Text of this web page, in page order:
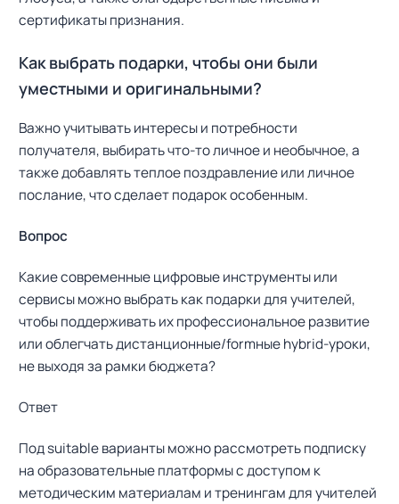
сертификаты признания.
Как выбрать подарки, чтобы они были
уместными и оригинальными?
Важно учитывать интересы и потребности
получателя, выбирать что-то личное и необычное, а
также добавлять теплое поздравление или личное
послание, что сделает подарок особенным.
Вопрос
Какие современные цифровые инструменты или
сервисы можно выбрать как подарки для учителей,
чтобы поддерживать их профессиональное развитие
или облегчать дистанционные/formные hybrid-уроки,
не выходя за рамки бюджета?
Ответ
Под suitable варианты можно рассмотреть подписку
на образовательные платформы с доступом к
методическим материалам и тренингам для учителей